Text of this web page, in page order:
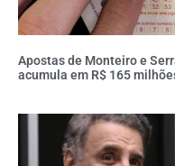
Apostas de Monteiro e
acumula em R$ 165